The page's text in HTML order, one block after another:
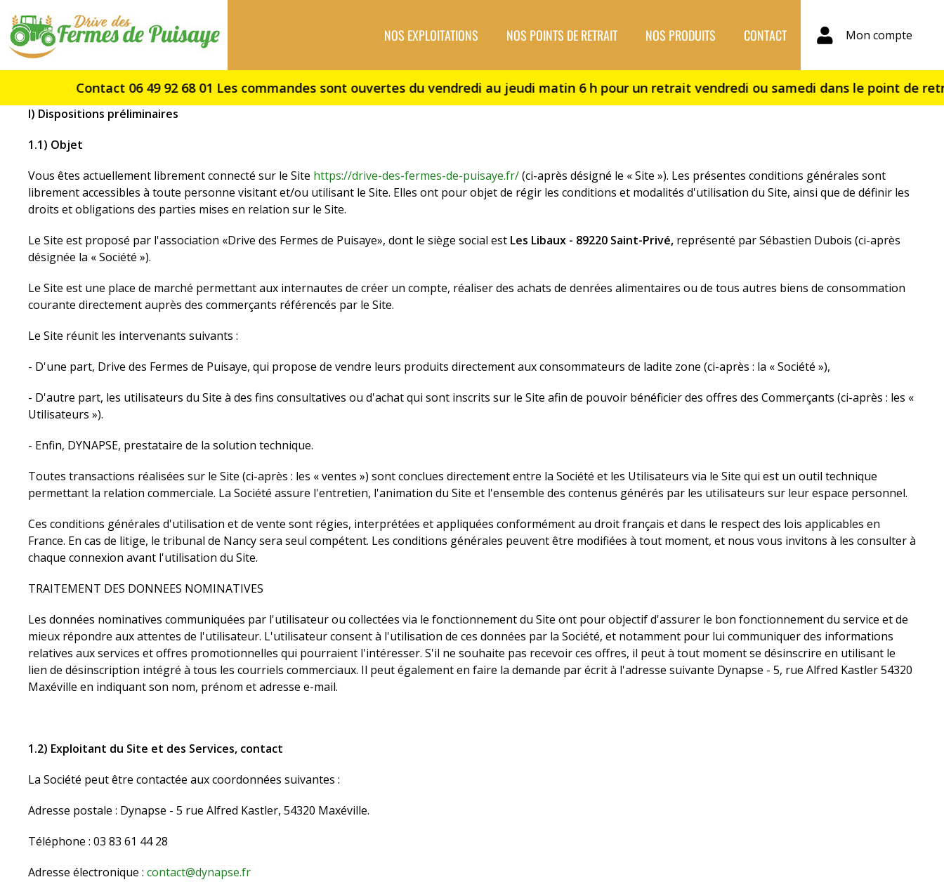
NOS EXPLOITATIONS NOS POINTS DE RETRAIT NOS PRODUITS CONTACT Mon compte
I) Dispositions préliminaires
1.1) Objet
Vous êtes actuellement librement connecté sur le Site https://drive-des-fermes-de-puisaye.fr/(ci-après désigné le « Site »). Les présentes conditions générales sont
librement accessibles à toute personne visitant et/ou utilisant le Site. Elles ont pour objet de régir les conditions et modalités d'utilisation du Site, ainsi que de définir les
droits et obligations des parties mises en relation sur le Site.
Le Site est proposé par l'association «Drive des Fermes de Puisaye», dont le siège social est Les Libaux - 89220 Saint-Privé, représenté par Sébastien Dubois (ci-après
désignée la « Société »).
Le Site est une place de marché permettant aux internautes de créer un compte, réaliser des achats de denrées alimentaires ou de tous autres biens de consommation
courante directement auprès des commerçants référencés par le Site.
Le Site réunit les intervenants suivants :
- D'une part, Drive des Fermes de Puisaye, qui propose de vendre leurs produits directement aux consommateurs de ladite zone (ci-après : la « Société »),
- D'autre part, les utilisateurs du Site à des fins consultatives ou d'achat qui sont inscrits sur le Site afin de pouvoir bénéficier des offres des Commerçants (ci-après : les «
Utilisateurs »).
- Enfin, DYNAPSE, prestataire de la solution technique.
Toutes transactions réalisées sur le Site (ci-après : les « ventes ») sont conclues directement entre la Société et les Utilisateurs via le Site qui est un outil technique
permettant la relation commerciale. La Société assure l'entretien, l'animation du Site et l'ensemble des contenus générés par les utilisateurs sur leur espace personnel.
Ces conditions générales d'utilisation et de vente sont régies, interprétées et appliquées conformément au droit français et dans le respect des lois applicables en
France. En cas de litige, le tribunal de Nancy sera seul compétent. Les conditions générales peuvent être modifiées à tout moment, et nous vous invitons à les consulter à
chaque connexion avant l'utilisation du Site.
TRAITEMENT DES DONNEES NOMINATIVES
Les données nominatives communiquées par l'utilisateur ou collectées via le fonctionnement du Site ont pour objectif d'assurer le bon fonctionnement du service et de
mieux répondre aux attentes de l'utilisateur. L'utilisateur consent à l'utilisation de ces données par la Société, et notamment pour lui communiquer des informations
relatives aux services et offres promotionnelles qui pourraient l'intéresser. S'il ne souhaite pas recevoir ces offres, il peut à tout moment se désinscrire en utilisant le
lien de désinscription intégré à tous les courriels commerciaux. Il peut également en faire la demande par écrit à l'adresse suivante Dynapse - 5, rue Alfred Kastler 54320
Maxéville en indiquant son nom, prénom et adresse e-mail.
1.2) Exploitant du Site et des Services, contact
La Société peut être contactée aux coordonnées suivantes :
Adresse postale : Dynapse - 5 rue Alfred Kastler, 54320 Maxéville.
Téléphone : 03 83 61 44 28
Adresse électronique : contact@dynapse.fr